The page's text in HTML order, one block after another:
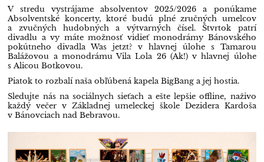
V stredu vystrájame absolventov 2025/2026 a ponúkame
Absolventské koncerty, ktoré budú plné zručných umelcov
a zvučných hudobných a výtvarných čísel. Štvrtok patrí
divadlu a vy máte možnosť vidieť monodrámy Bánovského
pokútneho divadla Was jetzt? v hlavnej úlohe s Tamarou
Balážovou a monodrámu Vila Lola 26 (Ak!) v hlavnej úlohe
s Alicou Botkovou.
Piatok to rozbalí naša obľúbená kapela BigBang a jej hostia.
Sledujte nás na sociálnych sieťach a ešte lepšie offline, naživo
každý večer v Základnej umeleckej škole Dezidera Kardoša
v Bánovciach nad Bebravou.